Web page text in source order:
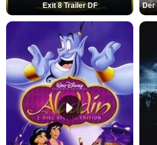
Exit 8 Trailer DF